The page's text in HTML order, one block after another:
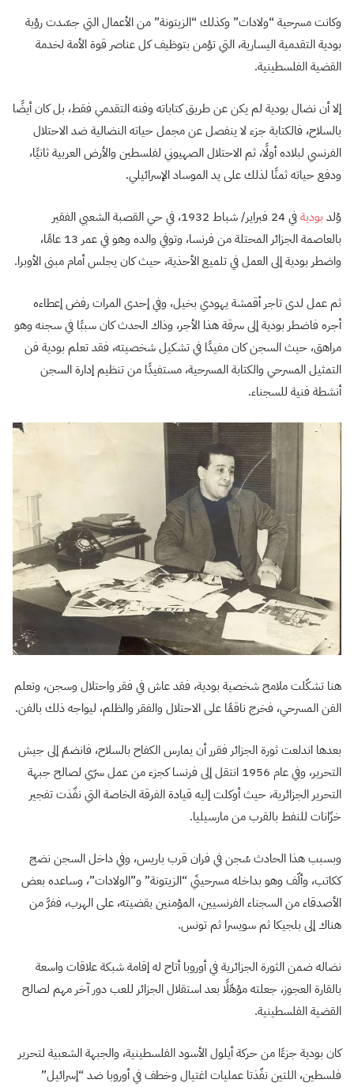
وكانت مسرحية “ولادات” وكذلك “الزيتونة” من الأعمال التي جسّدت رؤية
بودية التقدمية اليسارية، التي تؤمن بتوظيف كل عناصر قوة الأمة لخدمة
القضية الفلسطينية.
إلا أن نضال بودية لم يكن عن طريق كتاباته وفنه التقدمي فقط، بل كان أيضًا
بالسلاح، فالكتابة جزء لا ينفصل عن مجمل حياته النضالية ضد الاحتلال
الفرنسي لبلاده أولًا، ثم الاحتلال الصهيوني لفلسطين والأرض العربية ثانيًا،
ودفع حياته ثمنًا لذلك على يد الموساد الإسرائيلي.
وُلد بودية
في 24 فبراير/ شباط 1932، في حي القصبة الشعبي الفقير
بالعاصمة الجزائر المحتلة من فرنسا، وتوفي والده وهو في عمر 13 عامًا،
واضطر بودية إلى العمل في تلميع الأحذية، حيث كان يجلس أمام مبنى الأوبرا.
ثم عمل لدى تاجر أقمشة يهودي بخيل، وفي إحدى المرات رفض إعطاءه
أجره فاضطر بودية إلى سرقة هذا الأجر، وذاك الحدث كان سببًا في سجنه وهو
مراهق، حيث السجن كان مفيدًا في تشكيل شخصيته، فقد تعلم بودية فن
التمثيل المسرحي والكتابة المسرحية، مستفيدًا من تنظيم إدارة السجن
أنشطة فنية للسجناء.
هنا تشكّلت ملامح شخصية بودية، فقد عاش في فقر واحتلال وسجن، وتعلم
الفن المسرحي، فخرج ناقمًا على الاحتلال والفقر والظلم، ليواجه ذلك بالفن.
بعدها اندلعت ثورة الجزائر فقرر أن يمارس الكفاح بالسلاح، فانضمّ إلى جيش
التحرير، وفي عام 1956 انتقل إلى فرنسا كجزء من عمل سرّي لصالح جبهة
التحرير الجزائرية، حيث أوكلت إليه قيادة الفرقة الخاصة التي نفّذت تفجير
خزّانات للنفط بالقرب من مارسيليا.
وبسبب هذا الحادث سُجن في فران قرب باريس، وفي داخل السجن نضج
ككاتب، وألّف وهو بداخله مسرحيتَي “الزيتونة” و”الولادات”، وساعده بعض
الأصدقاء من السجناء الفرنسيين، المؤمنين بقضيته، على الهرب، ففرَّ من
هناك إلى بلجيكا ثم سويسرا ثم تونس.
نضاله ضمن الثورة الجزائرية في أوروبا أتاح له إقامة شبكة علاقات واسعة
بالقارة العجوز، جعلته مؤهّلًا بعد استقلال الجزائر للعب دور آخر مهم لصالح
القضية الفلسطينية.
كان بودية جزءًا من حركة أيلول الأسود الفلسطينية، والجبهة الشعبية لتحرير
فلسطين، اللتين نفّذتا عمليات اغتيال وخطف في أوروبا ضد “إسرائيل”